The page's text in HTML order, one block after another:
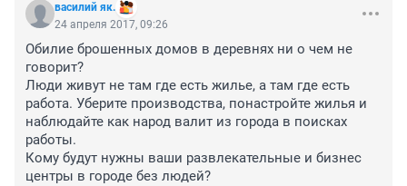
василий як.
24 апреля 2017, 09:26
Обилие брошенных домов в деревнях ни о чем не
говорит?
Люди живут не там где есть жилье, а там где есть
работа. Уберите производства, понастройте жилья и
наблюдайте как народ валит из города в поисках
работы.
Кому будут нужны ваши развлекательные и бизнес
центры в городе без людей?